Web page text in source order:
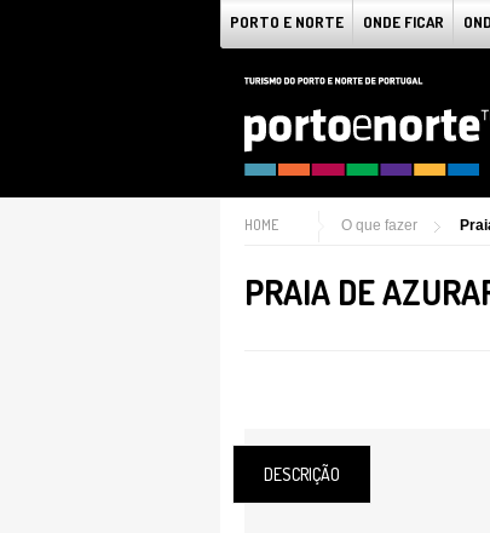
PORTO E NORTE ONDE FICAR
HOME O que fazer
PRAIA DE
DESCRIÇÃO